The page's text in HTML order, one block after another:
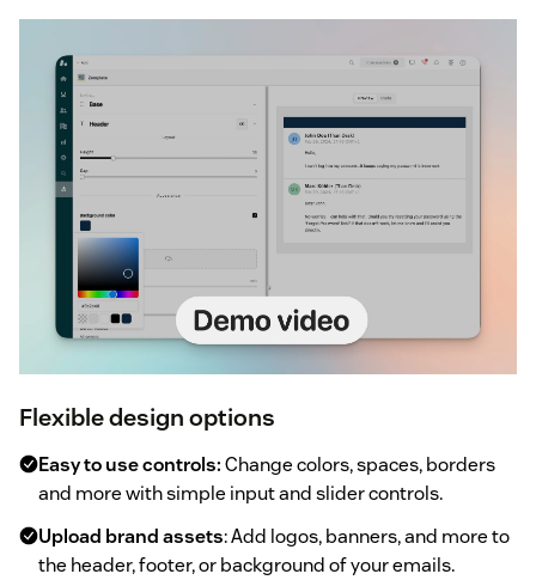
Flexible design options
Easy to use controls:Change colors, spaces, borders
and more with simple input and slider controls.
Upload brand assets: Add logos, banners, and more to
the header, footer, or background of your emails.